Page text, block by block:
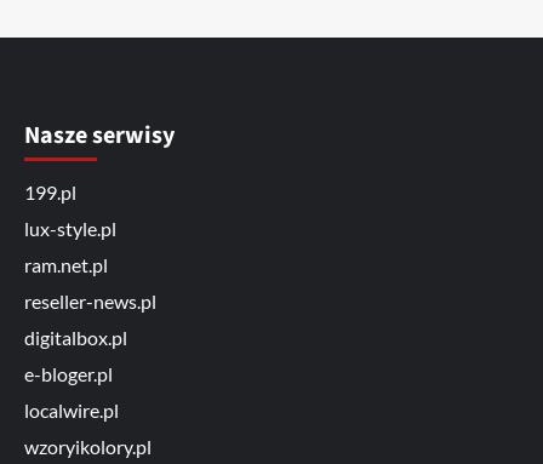
Nasze serwisy
199.pl
lux-style.pl
ram.net.pl
reseller-news.pl
digitalbox.pl
e-bloger.pl
localwire.pl
wzoryikolory.pl